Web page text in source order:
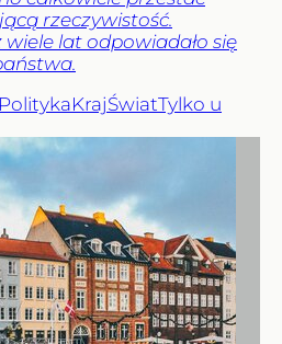
rzeczywistość.
wiele lat odpowiadało się
PolitykaKrajŚwiatTylko u